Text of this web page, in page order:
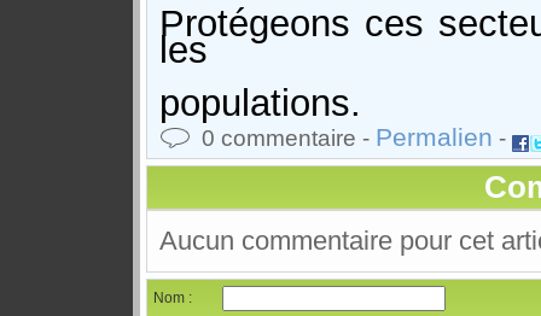
Protégeons ces
les
populations.
0 commentaire - Permalien -
Aucun commentaire pour cet
Nom :